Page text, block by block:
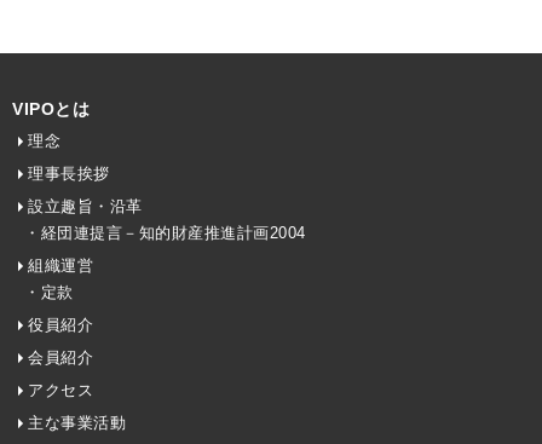
VIPOとは
理念
理事長挨拶
設立趣旨・沿革
・経団連提言－知的財産推進計画2004
組織運営
・定款
役員紹介
会員紹介
アクセス
主な事業活動